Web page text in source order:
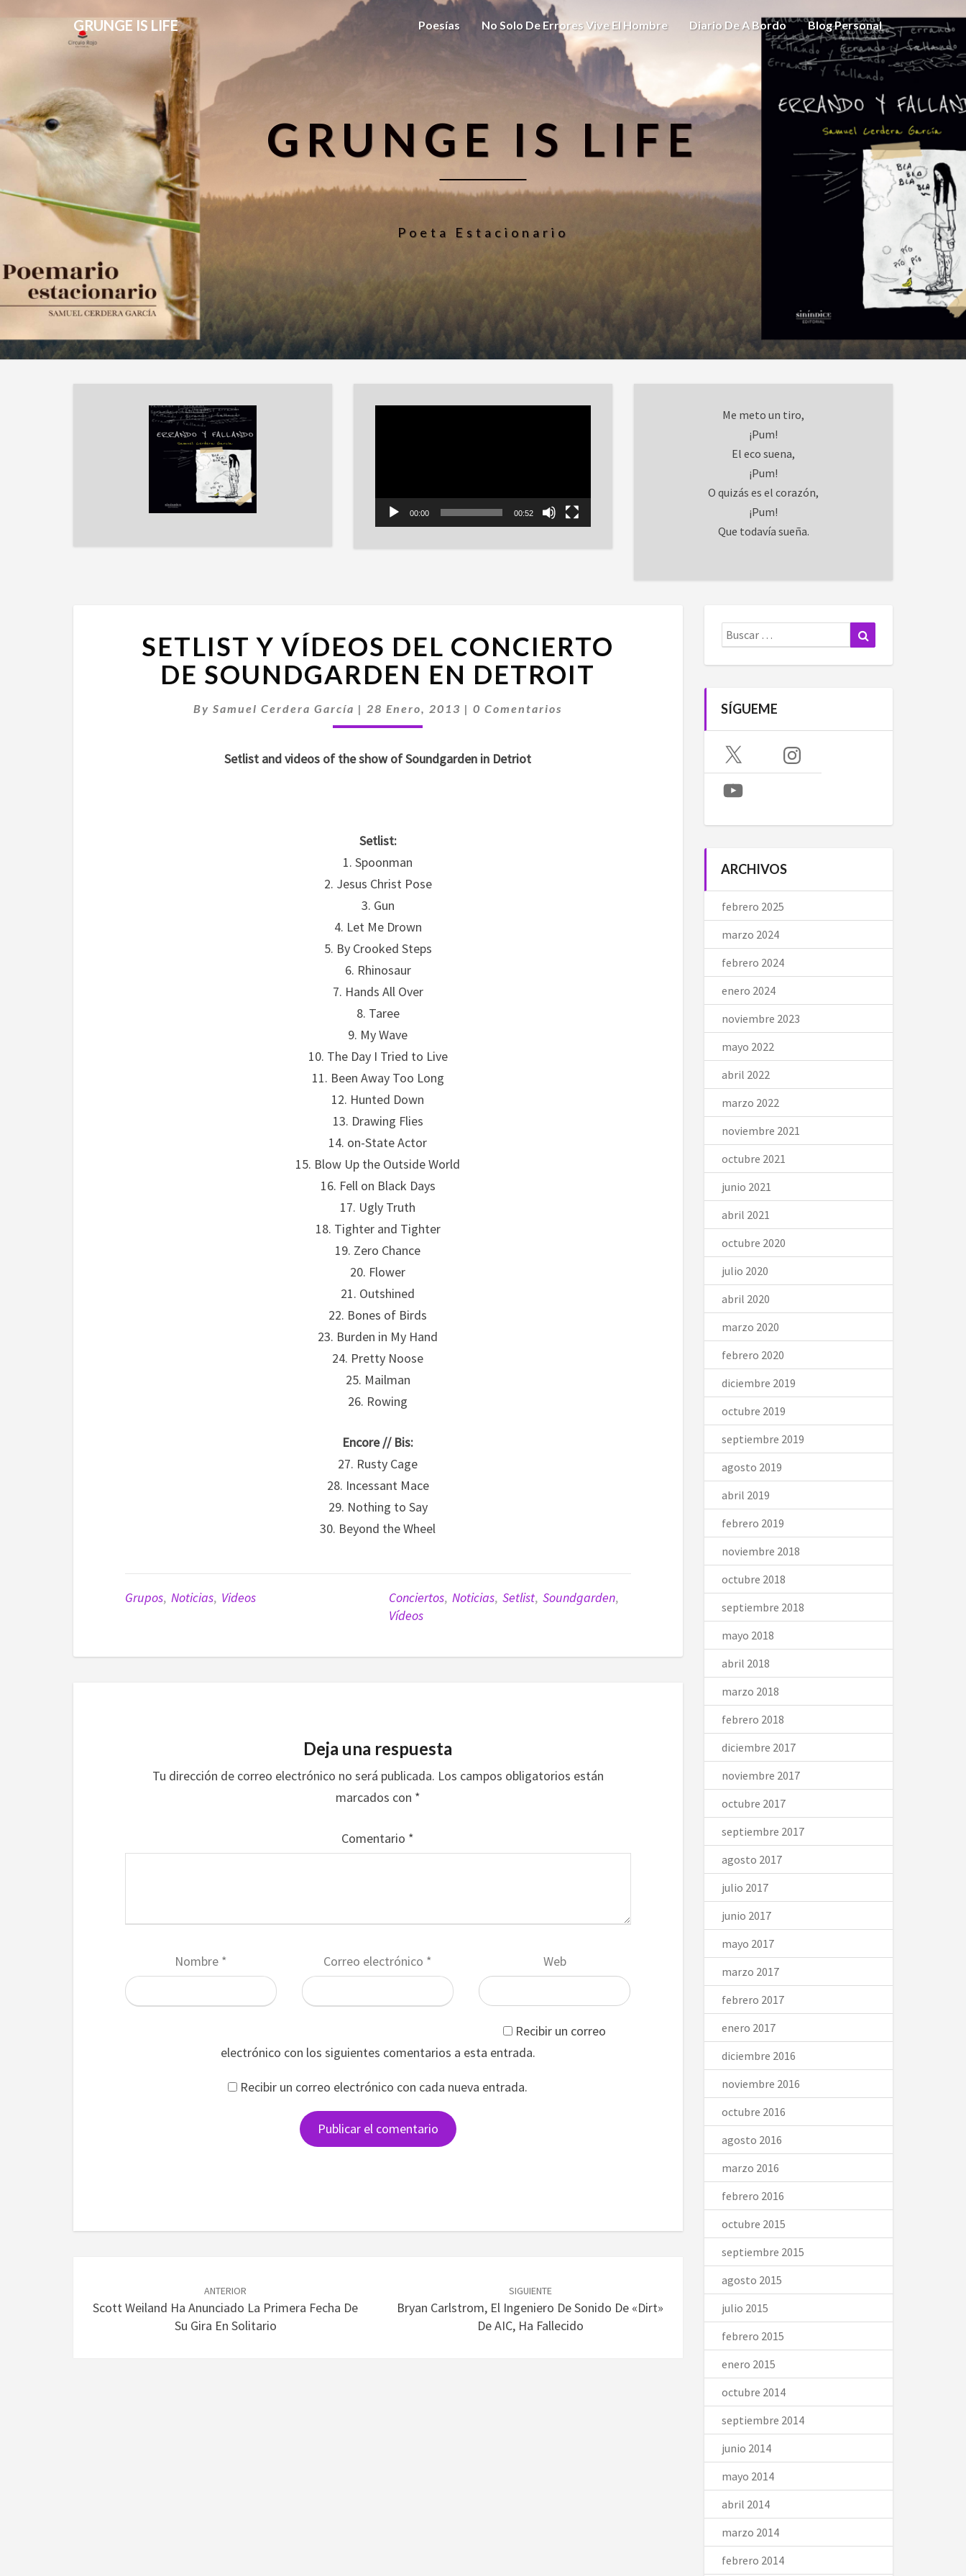
GRUNGE IS LIFE Poesías No Solo De Errores Vive El Hombre Diario De A Bordo Blog Personal
GRUNGE IS LIFE
Poeta Estacionario
00:00 00:52
Me meto un tiro,
¡Pum!
El eco suena,
¡Pum!
O quizás es el corazón,
¡Pum!
Que todavía sueña.
Y
VÍDEOS
DEL
DE
EN
SETLIST Y VÍDEOS DEL CONCIERTO
DE SOUNDGARDEN EN DETROIT
BySamuel Cerdera García | 28 Enero, 2013 |Comentarios
0 Comentarios
Setlist and videos of the show of Soundgarden in Detriot
Setlist:
1. Spoonman
2. Jesus Christ Pose
3. Gun
4. Let Me Drown
5. By Crooked Steps
6. Rhinosaur
7. Hands All Over
8. Taree
9. My Wave
10. The Day I Tried to Live
11. Been Away Too Long
12. Hunted Down
13. Drawing Flies
14. on-State Actor
15. Blow Up the Outside World
16. Fell on Black Days
17. Ugly Truth
18. Tighter and Tighter
19. Zero Chance
20. Flower
21. Outshined
22. Bones of Birds
23. Burden in My Hand
24. Pretty Noose
25. Mailman
26. Rowing
Encore // Bis:
27. Rusty Cage
28. Incessant Mace
29. Nothing to Say
30. Beyond the Wheel
Grupos, Noticias, Videos Conciertos, Noticias, Setlist, Soundgarden,
Vídeos
Deja una respuesta
Tu dirección de correo electrónico no será publicada. Los campos obligatorios están
marcados con *
Comentario *
Nombre * Correo electrónico * Web
Recibir un correo
electrónico con los siguientes comentarios a esta entrada.
Recibir un correo electrónico con cada nueva entrada.
entradas
ANTERIOR
Scott Weiland Ha Anunciado La Primera Fecha De
Su Gira En Solitario
SIGUIENTE
Bryan Carlstrom, El Ingeniero De Sonido De «Dirt»
De AIC, Ha Fallecido
Buscar:
SÍGUEME
X Instagram
YouTube
ARCHIVOS
febrero 2025
marzo 2024
febrero 2024
enero 2024
noviembre 2023
mayo 2022
abril 2022
marzo 2022
noviembre 2021
octubre 2021
junio 2021
abril 2021
octubre 2020
julio 2020
abril 2020
marzo 2020
febrero 2020
diciembre 2019
octubre 2019
septiembre 2019
agosto 2019
abril 2019
febrero 2019
noviembre 2018
octubre 2018
septiembre 2018
mayo 2018
abril 2018
marzo 2018
febrero 2018
diciembre 2017
noviembre 2017
octubre 2017
septiembre 2017
agosto 2017
julio 2017
junio 2017
mayo 2017
marzo 2017
febrero 2017
enero 2017
diciembre 2016
noviembre 2016
octubre 2016
agosto 2016
marzo 2016
febrero 2016
octubre 2015
septiembre 2015
agosto 2015
julio 2015
febrero 2015
enero 2015
octubre 2014
septiembre 2014
junio 2014
mayo 2014
abril 2014
marzo 2014
febrero 2014